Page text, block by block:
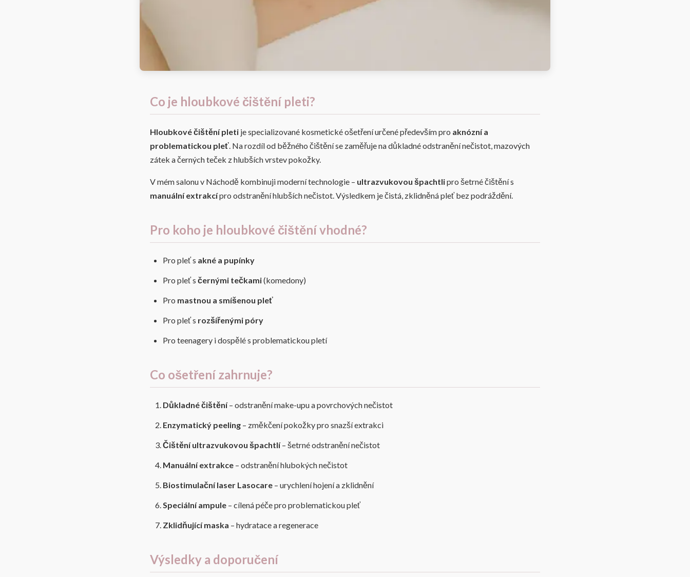
Co je hloubkové čištění pleti?
Hloubkové čištění pleti je specializované kosmetické ošetření určené především pro aknózní a
problematickou pleť . Na rozdíl od běžného čištění se zaměřuje na důkladné odstranění nečistot, mazových
zátek a černých teček z hlubších vrstev pokožky.
V mém salonu v Náchodě kombinuji moderní technologie – ultrazvukovou špachtlipro šetrné čištění s
manuální extrakcípro odstranění hlubších nečistot. Výsledkem je čistá, zklidněná pleť bez podráždění.
Pro koho je hloubkové čištění vhodné?
Pro pleť s akné a pupínky
Pro pleť s černými tečkami(komedony)
Pro mastnou a smíšenou pleť
Pro pleť s rozšířenými póry
Pro teenagery i dospělé s problematickou pletí
Co ošetření zahrnuje?
Důkladné čištění– odstranění make-upu a povrchových nečistot
Enzymatický peeling – změkčení pokožky pro snazší extrakci
Čištění ultrazvukovou špachtlí– šetrné odstranění nečistot
Manuální extrakce – odstranění hlubokých nečistot
Biostimulační laser Lasocare – urychlení hojení a zklidnění
Speciální ampule – cílená péče pro problematickou pleť
Zklidňující maska – hydratace a regenerace
Výsledky a doporučení